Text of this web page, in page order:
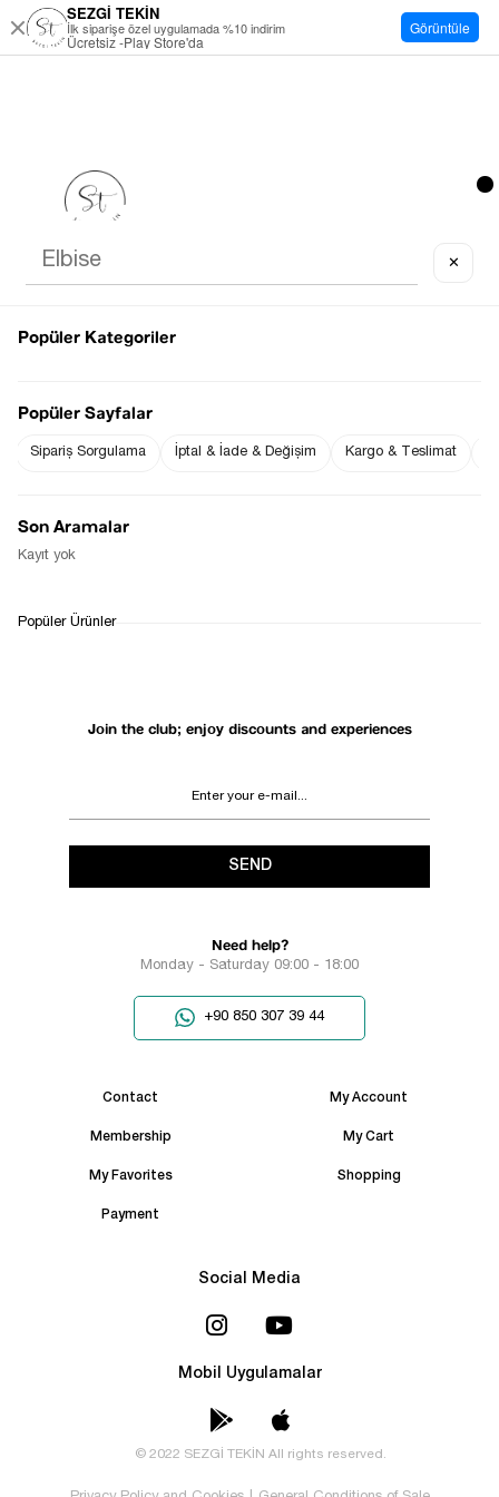
Join the club; enjoy discounts and experiences
SEND
Need help?
Monday - Saturday 09:00 - 18:00
+90 850 307 39 44
Contact My Account
Membership My Cart
My Favorites Shopping
Payment
Social Media
Mobil Uygulamalar
© 2022 SEZGİ TEKİN All rights reserved.
SEZGİ TEKİN
İlk siparişe özel uygulamada %10 indirim
Ücretsiz -Play Store'da
Görüntüle
✕
Popüler Kategoriler
Popüler Sayfalar
Sipariş Sorgulama İptal & İade & Değişim Kargo & Teslimat
Son Aramalar
Kayıt yok
Popüler Ürünler